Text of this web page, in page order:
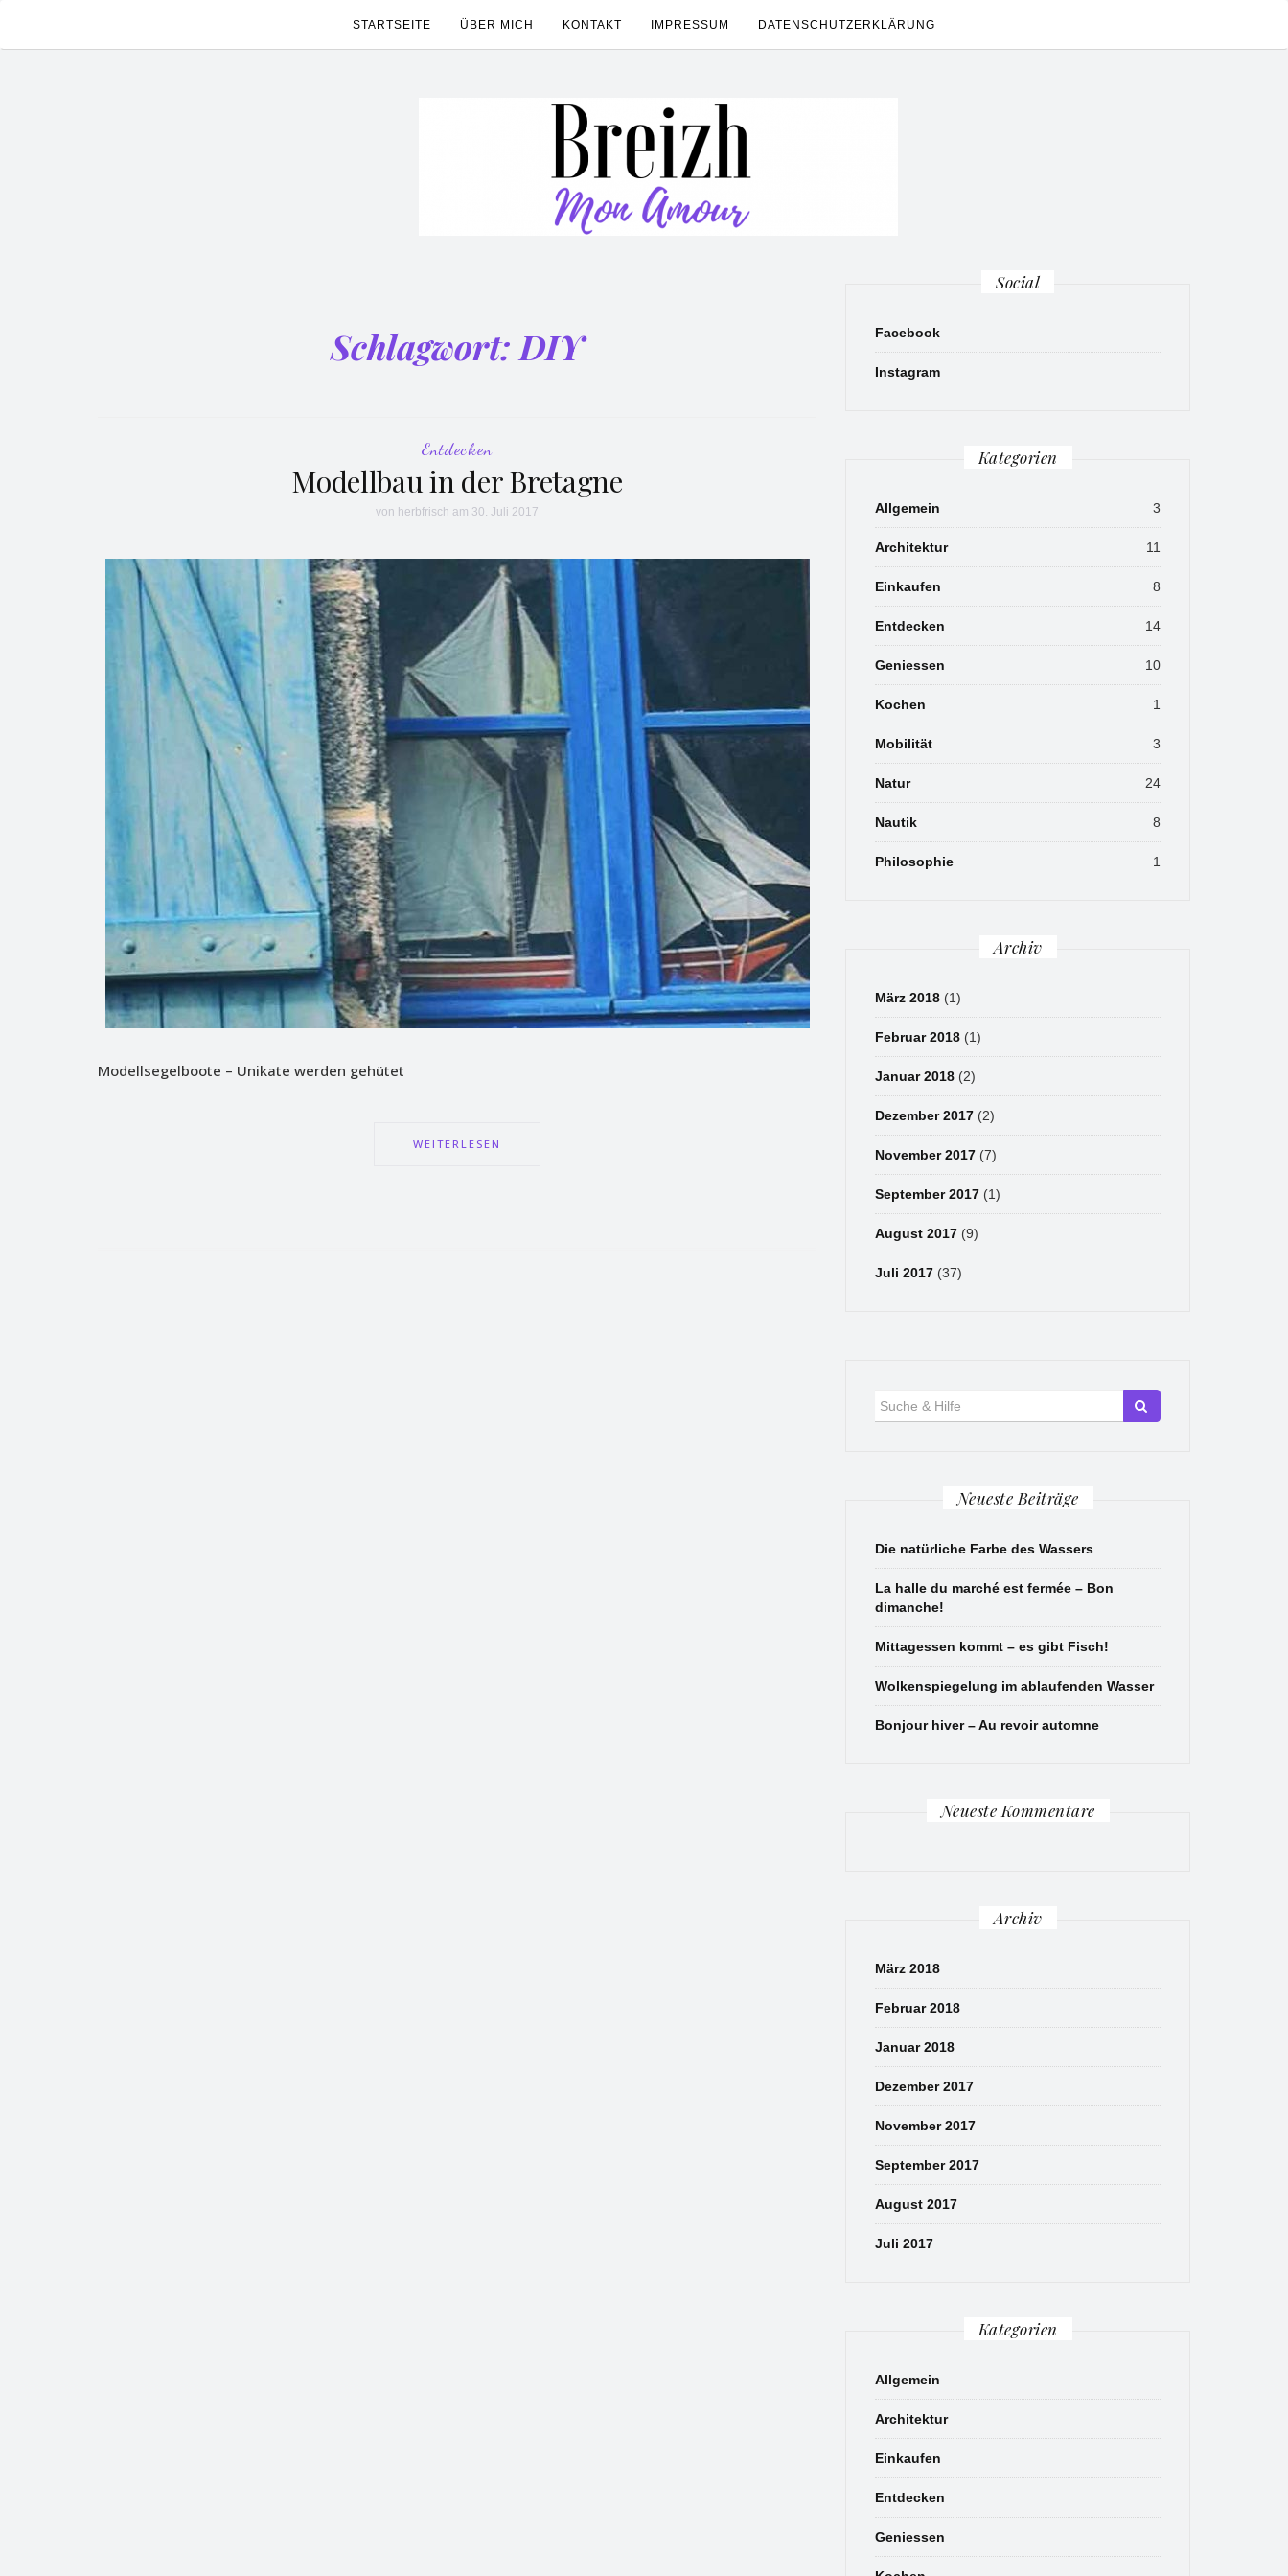
STARTSEITE ÜBER MICH KONTAKT IMPRESSUM DATENSCHUTZERKLÄRUNG
Schlagwort: DIY
Entdecken
Modellbau in der Bretagne
von herbfrisch am 30. Juli 2017
Modellsegelboote – Unikate werden gehütet
WEITERLESEN
Social
Facebook
Instagram
Kategorien
Allgemein 3
Architektur 11
Einkaufen 8
Entdecken 14
Geniessen 10
Kochen 1
Mobilität 3
Natur 24
Nautik 8
Philosophie 1
Archiv
März 2018 (1)
Februar 2018 (1)
Januar 2018 (2)
Dezember 2017 (2)
November 2017 (7)
September 2017 (1)
August 2017 (9)
Juli 2017 (37)
Neueste Beiträge
Die natürliche Farbe des Wassers
La halle du marché est fermée – Bon
dimanche!
Mittagessen kommt – es gibt Fisch!
Wolkenspiegelung im ablaufenden Wasser
Bonjour hiver – Au revoir automne
Neueste Kommentare
Archiv
März 2018
Februar 2018
Januar 2018
Dezember 2017
November 2017
September 2017
August 2017
Juli 2017
Kategorien
Allgemein
Architektur
Einkaufen
Entdecken
Geniessen